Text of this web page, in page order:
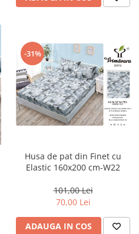
-31%
Husa de pat din Finet cu
Elastic 160x200 cm-W22
101,00 Lei
70,00 Lei
ADAUGA IN COS